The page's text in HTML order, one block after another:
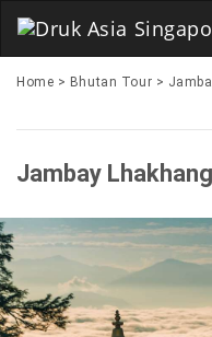
Home > Bhutan Tour >
Jambay